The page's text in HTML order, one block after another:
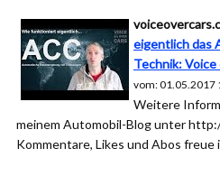
eigentlich das
Technik: Voice
vom: 01.05.2017
Weitere
meinem Automobil-Blog unter
Kommentare, Likes und Abos freue